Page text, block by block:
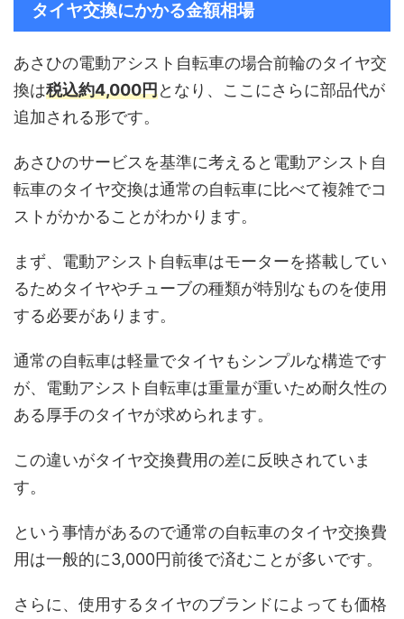
タイヤ交換にかかる金額相場
あさひの電動アシスト自転車の場合前輪のタイヤ交
換は税込約4,000円となり、ここにさらに部品代が
追加される形です。
あさひのサービスを基準に考えると電動アシスト自
転車のタイヤ交換は通常の自転車に比べて複雑でコ
ストがかかることがわかります。
まず、電動アシスト自転車はモーターを搭載してい
るためタイヤやチューブの種類が特別なものを使用
する必要があります。
通常の自転車は軽量でタイヤもシンプルな構造です
が、電動アシスト自転車は重量が重いため耐久性の
ある厚手のタイヤが求められます。
この違いがタイヤ交換費用の差に反映されていま
す。
という事情があるので通常の自転車のタイヤ交換費
用は一般的に3,000円前後で済むことが多いです。
さらに、使用するタイヤのブランドによっても価格